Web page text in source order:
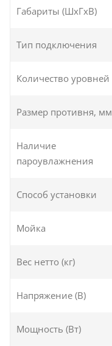
Габариты (ШxГxВ)
Тип подключения
Количество уровней
Размер противня, мм
Наличие
пароувлажнения
Способ установки
Мойка
Вес нетто (кг)
Напряжение (В)
Мощность (Вт)